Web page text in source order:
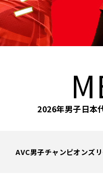
2026年男子日本
AVC男子チャンピオンズ